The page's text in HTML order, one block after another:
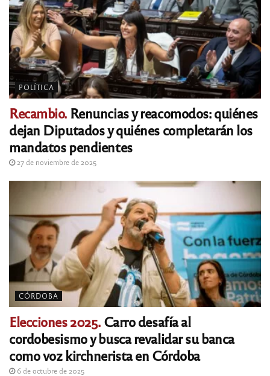
POLÍTICA
Recambio. Renuncias y reacomodos: quiénes
dejan Diputados y quiénes completarán los
mandatos pendientes
27 de noviembre de 2025
CÓRDOBA
Elecciones 2025.Carro desafía al
cordobesismo y busca revalidar su banca
como voz kirchnerista en Córdoba
6 de octubre de 2025